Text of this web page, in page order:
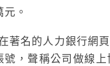
。
著名的人力銀行網
，聲稱公司做線